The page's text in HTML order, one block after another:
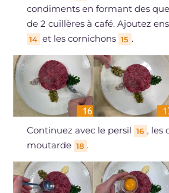
condiments en formant des
de 2 cuillères à café. Ajoutez
14 et les cornichons 15 .
Continuez avec le persil 16 , les
moutarde 18 .